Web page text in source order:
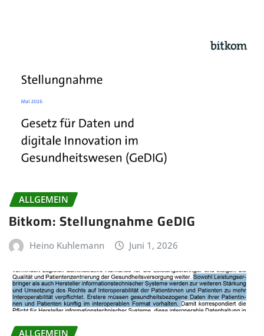
ALLGEMEIN
Bitkom: Stellungnahme GeDIG
Heino Kuhlemann Juni 1, 2026
ALLGEMEIN